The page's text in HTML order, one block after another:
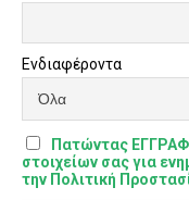
Ενδιαφέροντα
Πατώντας
στοιχείων σας για
την Πολιτική